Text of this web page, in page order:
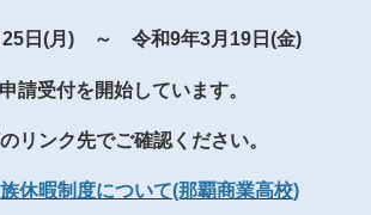
25日(月) ～ 令和9年3月19日(金)
請受付を開始しています。
リンク先でご確認ください。
休暇制度について(那覇商業高校)